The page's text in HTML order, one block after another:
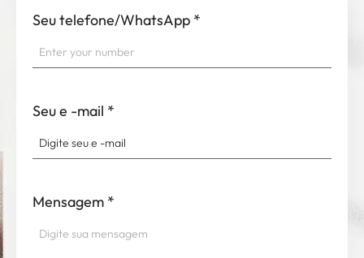
Seu telefone/WhatsApp *
Seu e -mail *
Mensagem *